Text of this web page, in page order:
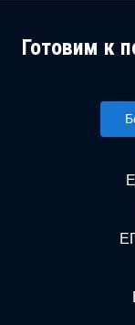
Готовим к